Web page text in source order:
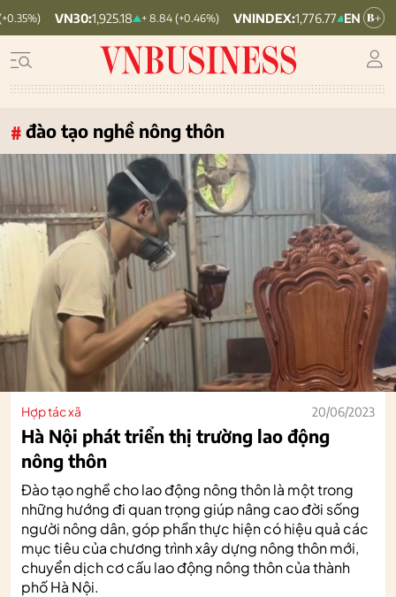
+ 8.84 (+0.46%) VNINDEX:1,776.77 + 0.98 (+0.06%) HNX30:464.27
# đào tạo nghề nông thôn
Hợp tác xã 20/06/2023
Hà Nội phát triển thị trường lao động
nông thôn
Đào tạo nghề cho lao động nông thôn là một trong
những hướng đi quan trọng giúp nâng cao đời sống
người nông dân, góp phần thực hiện có hiệu quả các
mục tiêu của chương trình xây dựng nông thôn mới,
chuyển dịch cơ cấu lao động nông thôn của thành
phố Hà Nội.